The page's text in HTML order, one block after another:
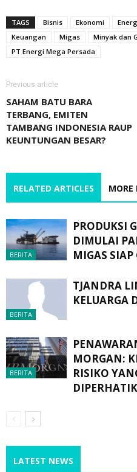
TAGS Bisnis Ekonomi
Keuangan
Migas Minyak dan
PT Energi Mega Persada
Previous article
SAHAM BATU BARA
TERBANG, EMITEN
TAMBANG INDONESIA RAUP
KEUNTUNGAN BESAR?
RELATED ARTICLES MORE
BERITA
PRODUKSI
DIMULAI
MIGAS SIAP
BERITA
TJANDRA
KELUARGA
BERITA
MORGAN:
RISIKO
LATEST NEWS